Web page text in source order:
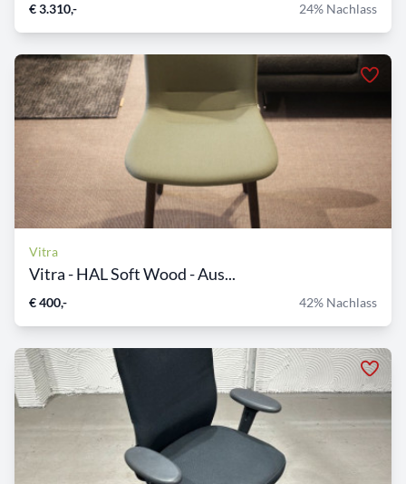
€ 3.310,- 24% Nachlass
Vitra
Vitra - HAL Soft Wood - Aus...
€ 400,- 42% Nachlass